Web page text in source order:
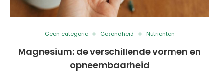
Geen categorie Gezondheid Nutriënten
Magnesium: de verschillende vormen en
opneembaarheid